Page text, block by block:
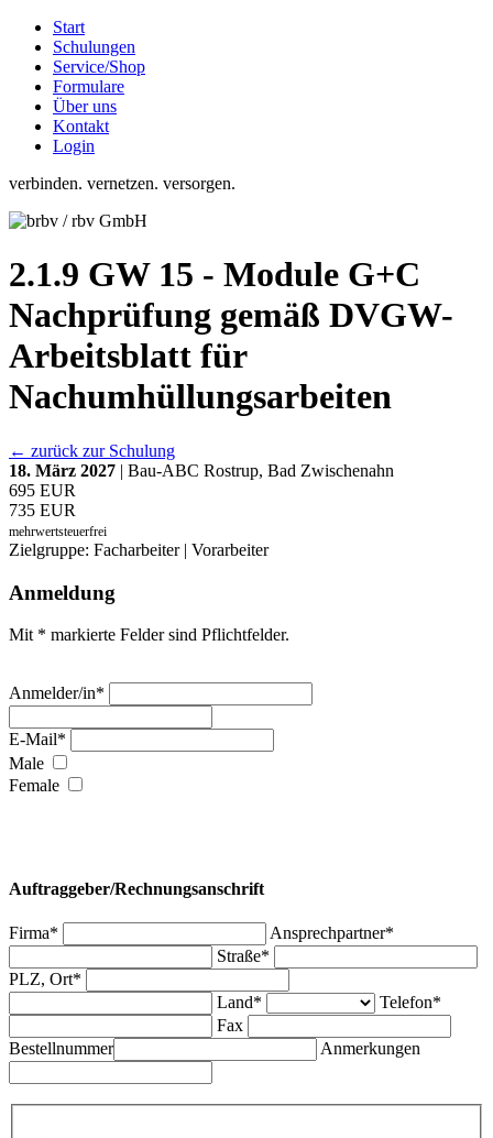
Start
Schulungen
Service/Shop
Formulare
Über uns
Kontakt
Login
verbinden. vernetzen. versorgen.
2.1.9 GW 15 - Module G+C
Nachprüfung gemäß DVGW-
Arbeitsblatt für
Nachumhüllungsarbeiten
← zurück zur Schulung
18. März 2027 | Bau-ABC Rostrup, Bad Zwischenahn
695 EUR
735 EUR
mehrwertsteuerfrei
Zielgruppe: Facharbeiter | Vorarbeiter
Anmeldung
Mit * markierte Felder sind Pflichtfelder.
Anmelder/in*
E-Mail*
Male
Female
Auftraggeber/Rechnungsanschrift
Firma*
Ansprechpartner*
Straße*
PLZ, Ort*
Land*
Telefon*
Fax
Bestellnummer
Anmerkungen